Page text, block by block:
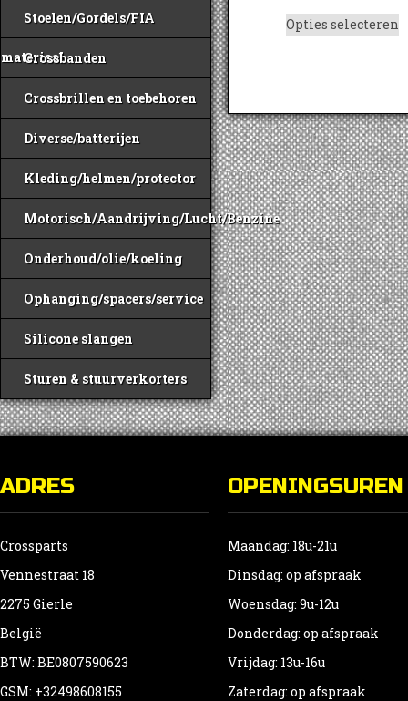
Stoelen/Gordels/FIA
materiaal
Crossbanden
Crossbrillen en toebehoren
Diverse/batterijen
Kleding/helmen/protector
Motorisch/Aandrijving/Lucht/Benzine
Onderhoud/olie/koeling
Ophanging/spacers/service
Silicone slangen
Sturen & stuurverkorters
Opties selecteren
ADRES
Crossparts
Vennestraat 18
2275 Gierle
België
BTW: BE0807590623
GSM: +32498608155
OPENINGSUREN
Maandag: 18u-21u
Dinsdag: op afspraak
Woensdag: 9u-12u
Donderdag: op afspraak
Vrijdag: 13u-16u
Zaterdag: op afspraak